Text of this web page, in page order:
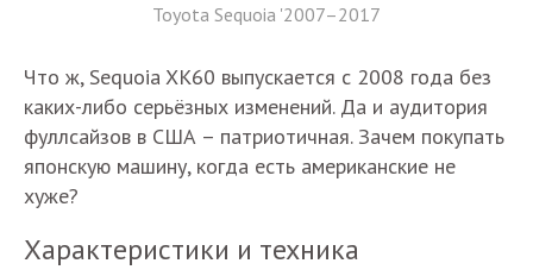
Toyota Sequoia '2007–2017
Что ж, Sequoia XK60 выпускается с 2008 года без
каких-либо серьёзных изменений. Да и аудитория
фуллсайзов в США – патриотичная. Зачем покупать
японскую машину, когда есть американские не
хуже?
Характеристики и техника